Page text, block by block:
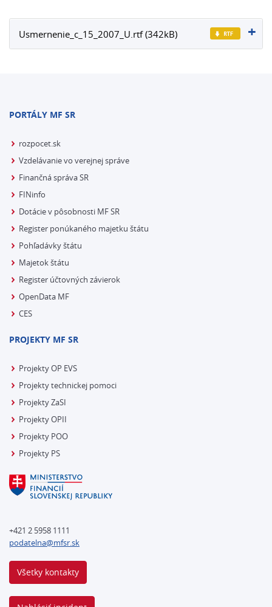
Usmernenie_c_15_2007_U.rtf (342kB)
PORTÁLY MF SR
rozpocet.sk
Vzdelávanie vo verejnej správe
Finančná správa SR
FINinfo
Dotácie v pôsobnosti MF SR
Register ponúkaného majetku štátu
Pohľadávky štátu
Majetok štátu
Register účtovných závierok
OpenData MF
CES
PROJEKTY MF SR
Projekty OP EVS
Projekty technickej pomoci
Projekty ZaSI
Projekty OPII
Projekty POO
Projekty PS
+421 2 5958 1111
podatelna@mfsr.sk
Všetky kontakty